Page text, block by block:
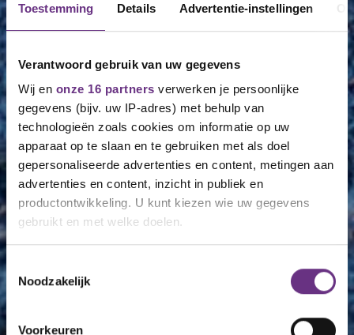
Toestemming Details Advertentie-instellingen
Verantwoord gebruik van uw gegevens
Wij en onze 16 partners verwerken je persoonlijke
gegevens (bijv. uw IP-adres) met behulp van
technologieën zoals cookies om informatie op uw
apparaat op te slaan en te gebruiken met als doel
gepersonaliseerde advertenties en content, metingen aan
advertenties en content, inzicht in publiek en
productontwikkeling. U kunt kiezen wie uw gegevens
gebruikt en met welke doelen.
Informatie verzamelen over uw geografische
Uw apparaat identificeren door het actief te
Toestemmingsselectie
Noodzakelijk
Voorkeuren